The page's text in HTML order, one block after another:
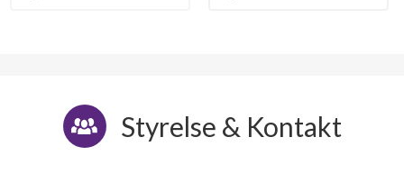
Styrelse & Kontakt